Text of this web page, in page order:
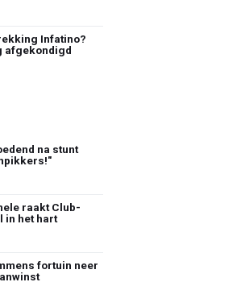
Infatino?
afgekondigd
na stunt
raakt Club-
in het hart
fortuin neer